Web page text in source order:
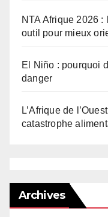
NTA Afrique 2026
outil pour mieux
El Niño : pourquoi
danger
L’Afrique de
catastrophe
Archives